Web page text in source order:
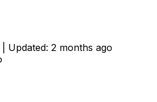
Updated: 2 months ago